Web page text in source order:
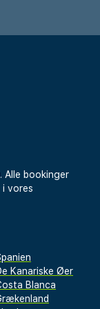
Alle bookinger
vores
Kanariske Øer
Blanca